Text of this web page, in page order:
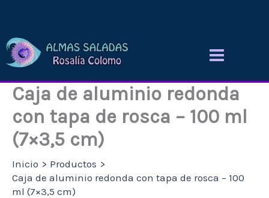
contenido
Caja de aluminio redonda
con tapa de rosca – 100 ml
(7×3,5 cm)
Inicio
Productos
Caja de aluminio redonda con tapa de rosca – 100
ml (7×3,5 cm)